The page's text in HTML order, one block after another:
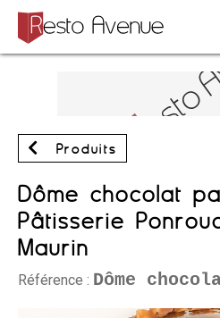
Produits
Dôme chocolat
Pâtisserie
Maurin
Référence : Dôme